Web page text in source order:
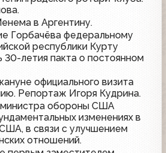
в Аргентину.
Горбачёва федеральному
республики Курту
30-летия пакта о постоянном
официального визита
Репортаж Игоря Кудрина.
министра обороны США
изменениях в
в связи с улучшением
отношений.